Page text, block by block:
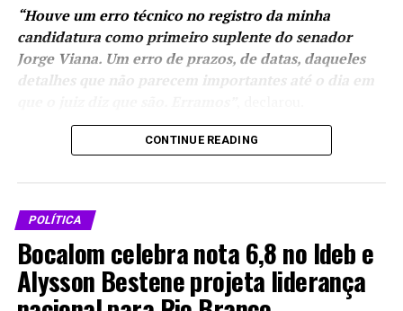
Depois de disputar a Prefeitura de Cruzeiro do Sul em
2020, Adonis agora se prepara para uma eleição
estadual como pré-candidato a vice-governador ao lado
construída entre o comércio, os estudos, a segurança
pública e a política.
detalhes sobre sua história, visão política e participação
na chapa de Tião Bocalom, está disponível no canal no
YouTube.
“Houve um erro técnico no registro da minha
candidatura como primeiro suplente do senador
Jorge Viana. Um erro de prazos, de datas, daqueles
detalhes que não parecem importantes até o dia em
Mesmo fora da chapa,
continuará
integrará a
coordenação das
candidaturas de Jorge
CONTINUE READING
POLÍTICA
Bocalom celebra nota 6,8 no Ideb e
Alysson Bestene projeta liderança